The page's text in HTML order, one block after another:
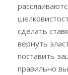
сделать
вернуть
поставить
правильно